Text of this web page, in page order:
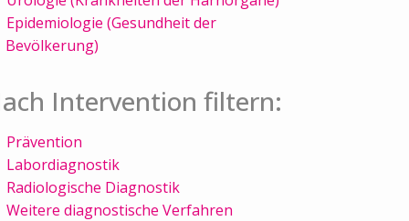
Epidemiologie (Gesundheit der
Bevölkerung)
Intervention filtern:
Prävention
Labordiagnostik
Radiologische Diagnostik
Weitere diagnostische Verfahren